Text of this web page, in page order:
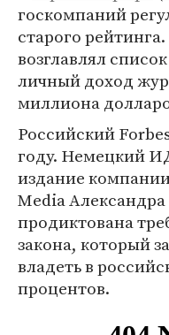
госкомпаний
старого
возглавлял
личный доход
миллиона
Российский
году. Немецкий
издание
Media
продиктована
закона, который
владеть в
процентов.